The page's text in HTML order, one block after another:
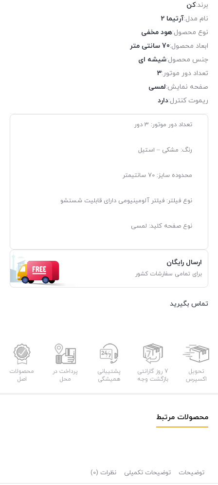
برند:کن
نام مدل:آرتیما 2
نوع محصول:هود مخفی
ابعاد محصول:70 سانتی متر
جنس محصول:شیشه ای
تعداد دور موتور:3
صفحه نمایش:لمسی
ریموت کنترل:دارد
تعداد دور موتور: 3 دور
رنگ: مشکی – استیل
محدوده سایز: 70 سانتیمتر
نوع فیلتر: فیلتر آلومینیومی دارای قابلیت شستشو
نوع صفحه کلید: لمسی
ارسال رایگان
برای تمامی سفارشات کشور
تماس بگیرید
تحویل
اکسپرس
7 روز گارانتی
بازگشت وجه
پشتیبانی
همیشگی
پرداخت در
محل
محصولات
اصل
محصولات مرتبط
توضیحات توضیحات تکمیلی نظرات (0)